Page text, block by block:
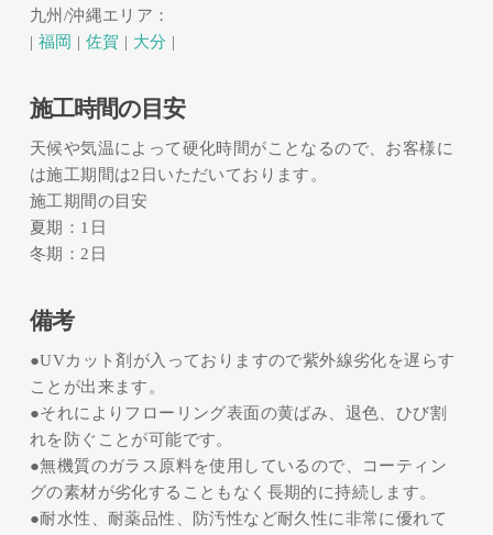
九州/沖縄エリア：
| 福岡 | 佐賀 | 大分 |
施工時間の目安
天候や気温によって硬化時間がことなるので、お客様に
は施工期間は2日いただいております。
施工期間の目安
夏期：1日
冬期：2日
備考
●UVカット剤が入っておりますので紫外線劣化を遅らす
ことが出来ます。
●それによりフローリング表面の黄ばみ、退色、ひび割
れを防ぐことが可能です。
●無機質のガラス原料を使用しているので、コーティン
グの素材が劣化することもなく長期的に持続します。
●耐水性、耐薬品性、防汚性など耐久性に非常に優れて